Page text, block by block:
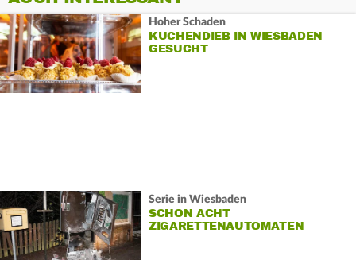
Hoher Schaden
KUCHENDIEB IN WIESBADEN
GESUCHT
Serie in Wiesbaden
SCHON ACHT
ZIGARETTENAUTOMATEN